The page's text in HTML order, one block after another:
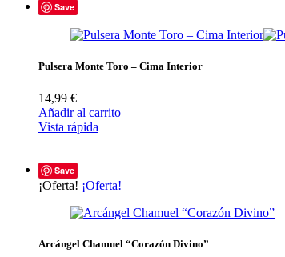
Save
Pulsera Monte Toro – Cima Interior
14,99 €
Añadir al carrito
Vista rápida
Save
¡Oferta! ¡Oferta!
Arcángel Chamuel “Corazón Divino”